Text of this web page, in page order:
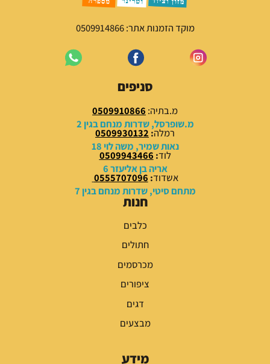
מוקד הזמנות אתר: 0509914866
סניפים
מ.בתיה: 0509910866
מ.שופרסל, שדרות מנחם בגין 2
רמלה:
0509930132
נאות שמיר, משה לוי 18
לוד:
0509943466
אריה בן אליעזר 6
אשדוד:
0555707096
מתחם סיטי, שדרות מנחם בגין 7
חנות
כלבים
חתולים
מכרסמים
ציפורים
דגים
מבצעים
מידע